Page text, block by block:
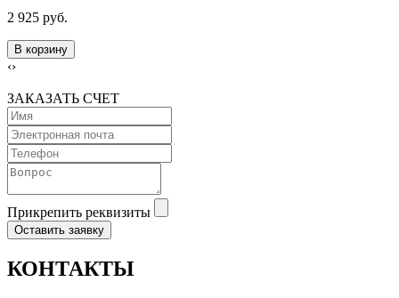
2 925 руб.
В корзину
‹›
ЗАКАЗАТЬ СЧЕТ
Прикрепить реквизиты
Оставить заявку
КОНТАКТЫ